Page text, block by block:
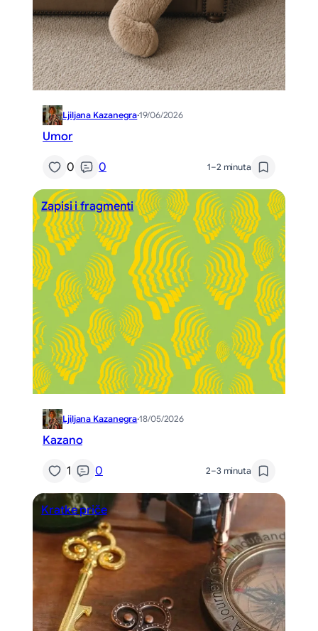
Ljiljana Kazanegra·19/06/2026
Umor
0 0 1–2 minuta
Zapisi i fragmenti
Ljiljana Kazanegra·18/05/2026
Kazano
1 0 2–3 minuta
Kratke priče